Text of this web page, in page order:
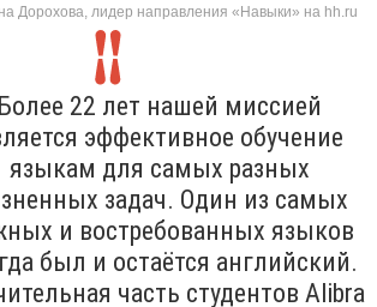
Дорохова, лидер направления «Навыки» на hh.ru
Более 22 лет нашей миссией
эффективное обучение
языкам для самых разных
задач. Один из самых
и востребованных языков
был и остаётся английский.
часть студентов Alibra